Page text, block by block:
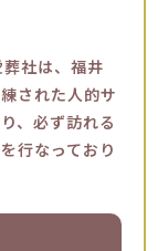
社は、福井
された人的サ
、必ず訪れる
行なっており